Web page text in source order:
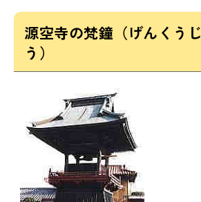
源空寺の梵鐘（げんくう
う）